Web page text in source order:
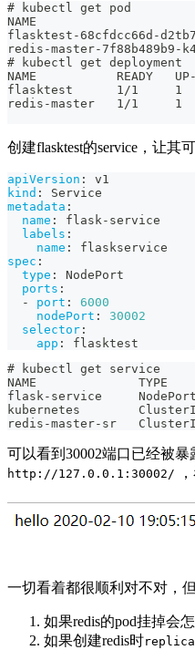
# kubectl get pod
NAME
flasktest-68cfdcc66d-
redis-master-
# kubectl get deployment
NAME           READY   UP-
flasktest      1/1
redis-master   1/1
创建flasktest的service，让其
apiVersion :
v1
kind :
Service
metadata :
name : flask- service
labels :
name :
flaskservice
spec :
type :
NodePort
ports :
-
port :
6000
nodePort :
30002
selector :
app :
flasktest
# kubectl get service
NAME              TYPE
flask-service
kubernetes
redis-master-sr
可以看到30002端口已经被
http://127.0.0.1:30002/
一切看着都很顺利对不对，
如果redis的pod挂掉会
如果创建redis时